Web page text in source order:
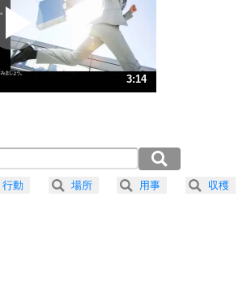
ポジティブになれない原因は、行動しないから。
ポジティブ思考になる30の方法
ストレス対策
人生、なんとかなるもの。
気楽に生きる30の方法
器の大きい人は、怒りを優しさで表現する。
3:14
1分37秒）
1分17秒）
1分4秒）
行動 場所 用事 収穫